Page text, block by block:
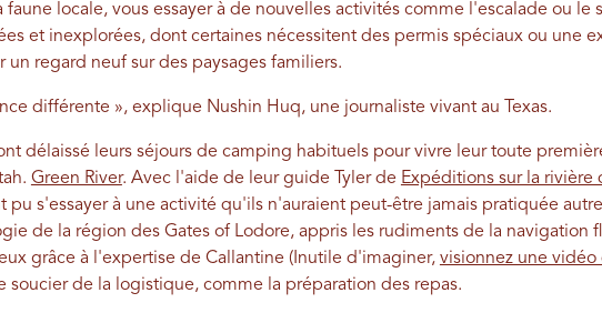
locale, vous essayer à de nouvelles activités comme l'escalade ou le
et inexplorées, dont certaines nécessitent des permis spéciaux ou une
un regard neuf sur des paysages familiers.
différente », explique Nushin Huq, une journaliste vivant au Texas.
délaissé leurs séjours de camping habituels pour vivre leur toute
Green River. Avec l'aide de leur guide Tyler de Expéditions sur la rivière
pu s'essayer à une activité qu'ils n'auraient peut-être jamais pratiquée
de la région des Gates of Lodore, appris les rudiments de la navigation
grâce à l'expertise de Callantine (Inutile d'imaginer, visionnez une vidéo
soucier de la logistique, comme la préparation des repas.